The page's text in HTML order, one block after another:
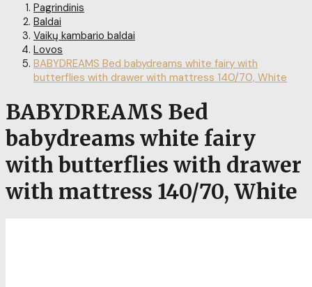
Pagrindinis
Baldai
Vaikų kambario baldai
Lovos
BABYDREAMS Bed babydreams white fairy with
butterflies with drawer with mattress 140/70, White
BABYDREAMS Bed
babydreams white fairy
with butterflies with drawer
with mattress 140/70, White